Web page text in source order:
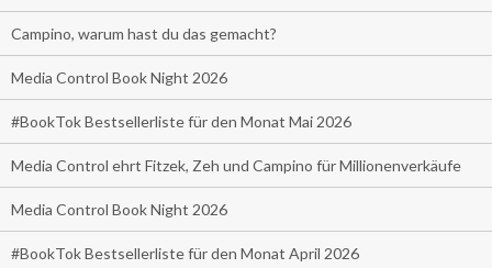
Campino, warum hast du das gemacht?
Media Control Book Night 2026
#BookTok Bestsellerliste für den Monat Mai 2026
Media Control ehrt Fitzek, Zeh und Campino für Millionenverkäufe
Media Control Book Night 2026
#BookTok Bestsellerliste für den Monat April 2026